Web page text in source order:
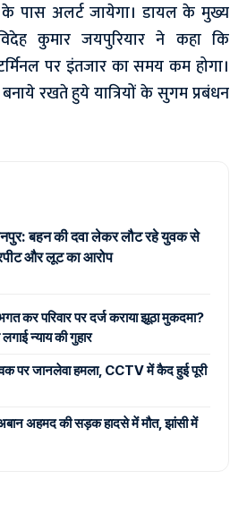
के पास अलर्ट जायेगा। डायल के मुख्य
विदेह कुमार जयपुरियार ने कहा कि
पर इंतजार का समय कम होगा।
रखते हुये यात्रियों के सुगम प्रबंधन
बहन की दवा लेकर लौट रहे युवक से
और लूट का आरोप
कर परिवार पर दर्ज कराया झूठा मुकदमा?
न्याय की गुहार
पर जानलेवा हमला, CCTV में कैद हुई पूरी
अहमद की सड़क हादसे में मौत, झांसी में